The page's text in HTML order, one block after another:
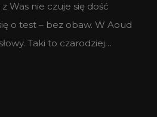
Was nie czuje się dość
o test – bez obaw. W Aoud
Taki to czarodziej…